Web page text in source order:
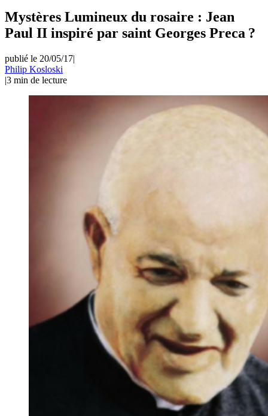
Mystères Lumineux du rosaire : Jean
Paul II inspiré par saint Georges Preca ?
publié le 20/05/17|
Philip Kosloski
|3 min de lecture